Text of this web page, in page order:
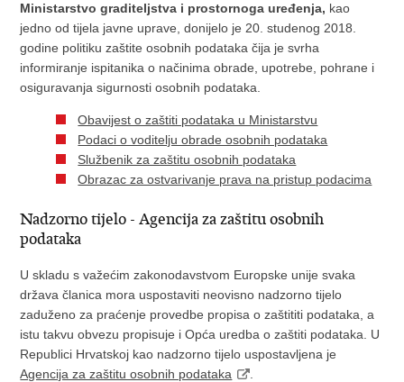
Ministarstvo graditeljstva i prostornoga uređenja, kao
jedno od tijela javne uprave, donijelo je 20. studenog 2018.
godine politiku zaštite osobnih podataka čija je svrha
informiranje ispitanika o načinima obrade, upotrebe, pohrane i
osiguravanja sigurnosti osobnih podataka.
Obavijest o zaštiti podataka u Ministarstvu
Podaci o voditelju obrade osobnih podataka
Službenik za zaštitu osobnih podataka
Obrazac za ostvarivanje prava na pristup podacima
Nadzorno tijelo - Agencija za zaštitu osobnih
podataka
U skladu s važećim zakonodavstvom Europske unije svaka
država članica mora uspostaviti neovisno nadzorno tijelo
zaduženo za praćenje provedbe propisa o zaštititi podataka, a
istu takvu obvezu propisuje i Opća uredba o zaštiti podataka. U
Republici Hrvatskoj kao nadzorno tijelo uspostavljena je
Agencija za zaštitu osobnih podataka